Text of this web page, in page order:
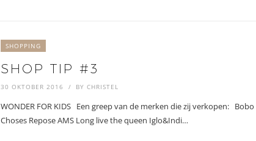
SHOPPING
SHOP TIP #3
30 OKTOBER 2016 BY CHRISTEL
WONDER FOR KIDS Een greep van de merken die zij verkopen: Bobo
Choses Repose AMS Long live the queen Iglo&Indi…